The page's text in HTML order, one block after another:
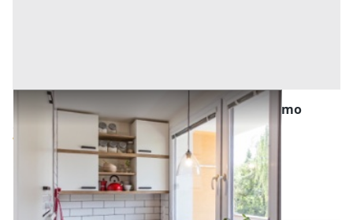
Abitazione di Tipo Popolare all'asta a Palermo
Belmonte Mezzagno (Palermo)
7.270,94 € 9.694,59 €
Codice asta:AN966878
Asta chiusa